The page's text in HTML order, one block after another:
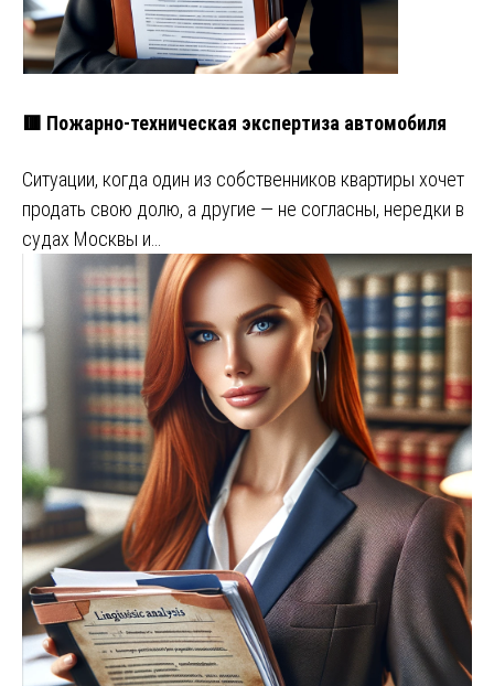
🟥 Пожарно-техническая экспертиза автомобиля
Ситуации, когда один из собственников квартиры хочет
продать свою долю, а другие — не согласны, нередки в
судах Москвы и…